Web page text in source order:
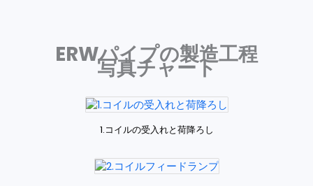
ERWパイプの製造工程
写真チャート
1.コイルの受入れと荷降ろし